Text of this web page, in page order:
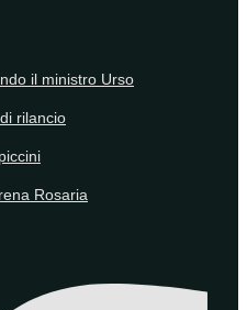
il ministro Urso
rilancio
Rosaria